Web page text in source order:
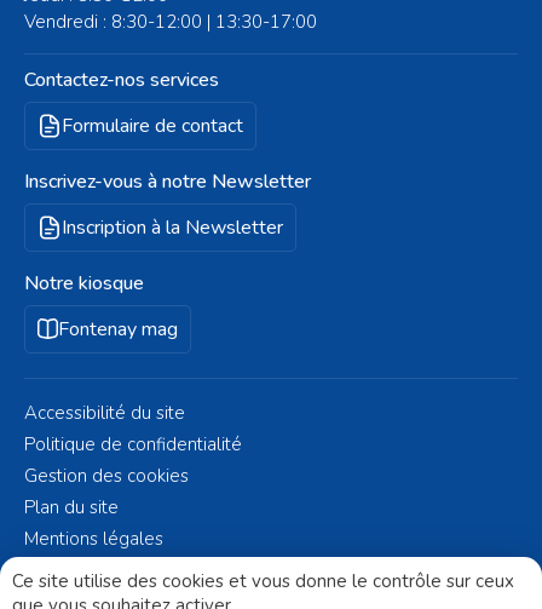
Vendredi : 8:30-12:00 | 13:30-17:00
Contactez-nos services
Formulaire de contact
Inscrivez-vous à notre Newsletter
Inscription à la Newsletter
Notre kiosque
Fontenay mag
Mentions légales
Accessibilité du site
Politique de confidentialité
Gestion des cookies
Plan du site
© Fontenay-aux-Roses 2023 - Réalisé par Altelis
Ce site utilise des cookies et vous donne le contrôle sur ceux